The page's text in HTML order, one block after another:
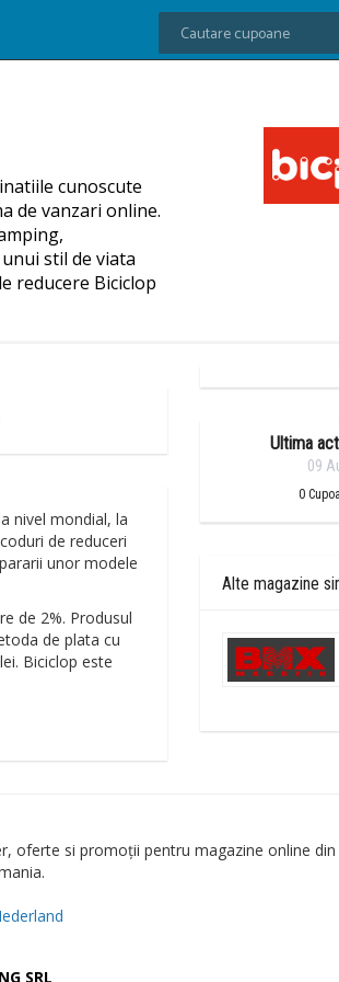
cunoscute
de vanzari online.
stil de viata
reducere Biciclop
nivel mondial, la
de reduceri
unor modele
de 2%. Produsul
de plata cu
Biciclop este
Ultima
09
0
Alte magazine
oferte si promoții pentru magazine online
SRL